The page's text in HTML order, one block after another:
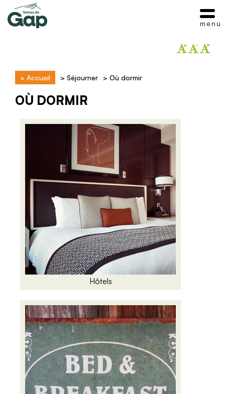
> Accueil > Séjourner > Où dormir
OÙ DORMIR
Hôtels
menu